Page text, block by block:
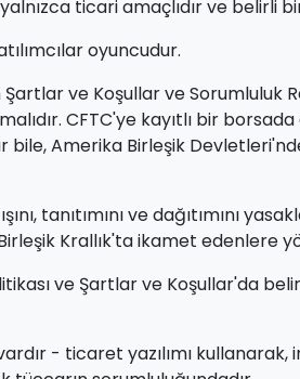
ticari amaçlıdır ve belirli
oyuncudur.
ve Koşullar ve Sorumluluk
CFTC'ye kayıtlı bir
Amerika Birleşik
tanıtımını ve dağıtımını
Krallık'ta ikamet edenlere
ve Şartlar ve Koşullar'da
- ticaret yazılımı